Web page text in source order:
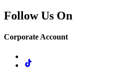
Follow Us On
Corporate Account